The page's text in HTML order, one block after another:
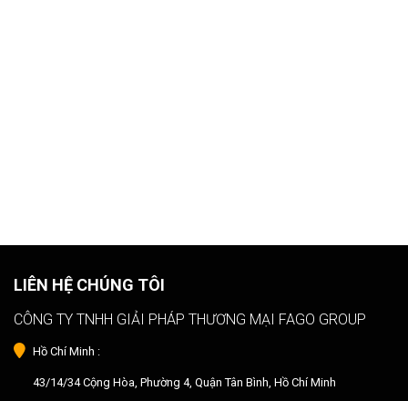
LIÊN HỆ CHÚNG TÔI
CÔNG TY TNHH GIẢI PHÁP THƯƠNG MẠI FAGO GROUP
Hồ Chí Minh :
43/14/34 Cộng Hòa, Phường 4, Quận Tân Bình, Hồ Chí Minh